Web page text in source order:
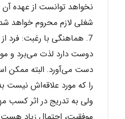
نخواهد توانست از عهده آن
شغلی لازم محروم خواهد
هماهنگی با رغبت: فرد
دوست دارد لذت می‌برد و
دست می‌آورد. البته ممکن
را که مورد علاقه‌اش نیست
ولی به تدریج در اثر کسب